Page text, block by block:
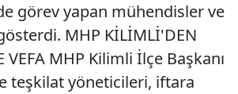
görev yapan mühendisler ve
MHP KİLİMLİ'DEN
VEFA MHP Kilimli İlçe Başkanı
teşkilat yöneticileri, iftara